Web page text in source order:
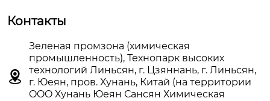
Контакты

Зеленая промзона (химическая
промышленность), Технопарк высоких
технологий Линьсян, г. Цзяннань, г. Линьсян,
г. Юеян, пров. Хунань, Китай (на территории
OOO Хунань Юеян Сансян Химическая